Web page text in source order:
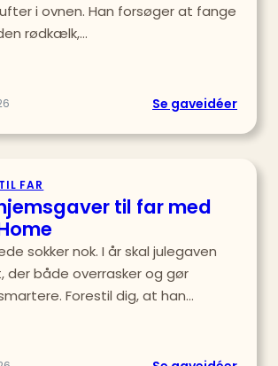
i ovnen. Han forsøger at fange
rødkælk,…
Se gaveidéer:
FAR
til far med
sokker nok. I år skal julegaven
både overrasker og gør
Forestil dig, at han…